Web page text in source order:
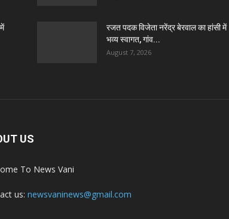
रजत पदक विजेता नरेंद्र बेरवाल का हांसी में
भव्य स्वागत, गांव...
August 7, 2026
US
To News Vani
us: newsvaninews@gmail.com